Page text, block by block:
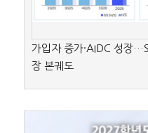
가입자 증가·AIDC 성장
장 본궤도